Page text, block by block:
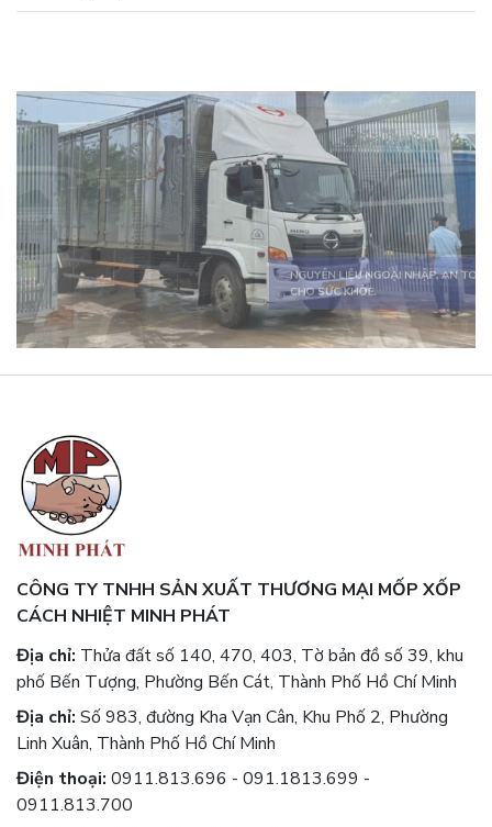
SẢN PHẨM ĐA DẠNG, ĐÁP ỨNG MỌI
NHU CẦU.
CÔNG TY TNHH SẢN XUẤT THƯƠNG MẠI MỐP XỐP
CÁCH NHIỆT MINH PHÁT
Địa chỉ: Thửa đất số 140, 470, 403, Tờ bản đồ số 39, khu
phố Bến Tượng, Phường Bến Cát, Thành Phố Hồ Chí Minh
Địa chỉ: Số 983, đường Kha Vạn Cân, Khu Phố 2, Phường
Linh Xuân, Thành Phố Hồ Chí Minh
Điện thoại: 0911.813.696 - 091.1813.699 -
0911.813.700